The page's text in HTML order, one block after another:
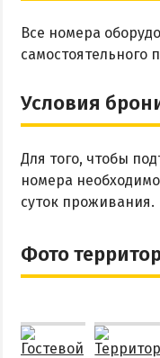
Все номера
самостоятельного
Условия
Для того, чтобы
номера
суток проживания.
Фото